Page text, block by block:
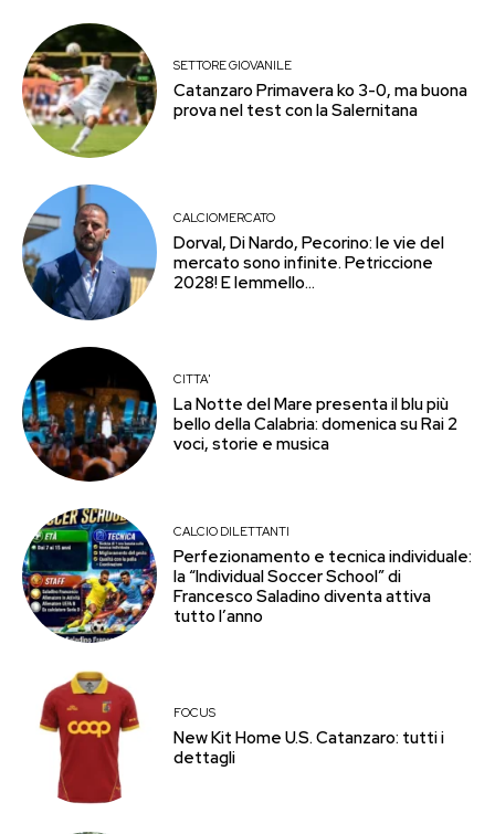
SETTORE GIOVANILE
Catanzaro Primavera ko 3-0, ma buona
prova nel test con la Salernitana
CALCIOMERCATO
Dorval, Di Nardo, Pecorino: le vie del
mercato sono infinite. Petriccione
2028! E Iemmello…
CITTA'
La Notte del Mare presenta il blu più
bello della Calabria: domenica su Rai 2
voci, storie e musica
CALCIO DILETTANTI
Perfezionamento e tecnica individuale:
la “Individual Soccer School” di
Francesco Saladino diventa attiva
tutto l’anno
FOCUS
New Kit Home U.S. Catanzaro: tutti i
dettagli